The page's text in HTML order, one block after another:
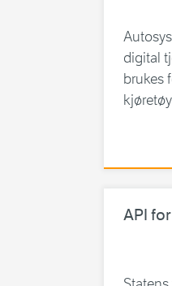
digital
brukes
API